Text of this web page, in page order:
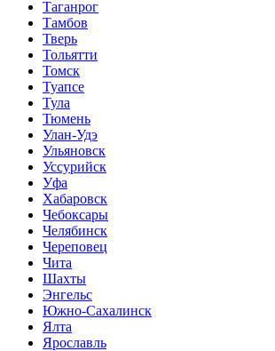
Таганрог
Тамбов
Тверь
Тольятти
Томск
Туапсе
Тула
Тюмень
Улан-Удэ
Ульяновск
Уссурийск
Уфа
Хабаровск
Чебоксары
Челябинск
Череповец
Чита
Шахты
Энгельс
Южно-Сахалинск
Ялта
Ярославль